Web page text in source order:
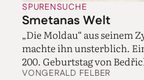
SPURENSUCHE
Smetanas Welt
„Die Moldau“ aus seinem
machte ihn unsterblich.
200. Geburtstag von
VONGERALD FELBER